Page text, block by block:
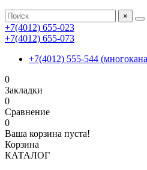
×
+7(4012) 655-023
+7(4012) 655-073
+7(4012) 555-544
0
Закладки
0
Сравнение
0
Ваша корзина пуста!
Корзина
КАТАЛОГ